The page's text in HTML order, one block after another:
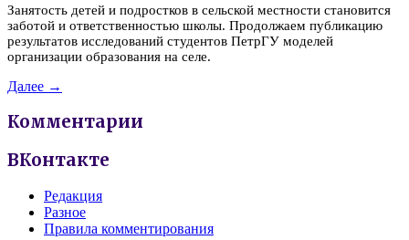
Занятость детей и подростков в сельской местности становится
заботой и ответственностью школы. Продолжаем публикацию
результатов исследований студентов ПетрГУ моделей
организации образования на селе.
Далее →
Комментарии
ВКонтакте
Редакция
Разное
Правила комментирования